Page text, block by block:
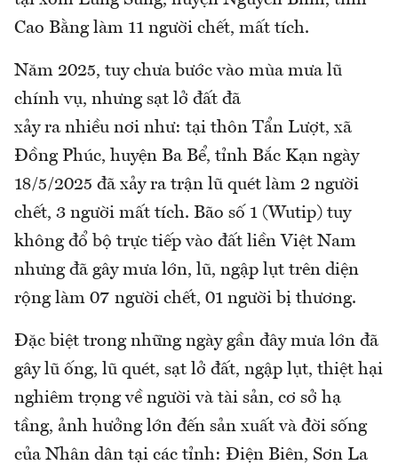
Cao Bằng làm 11 người chết, mất tích.
Năm 2025, tuy chưa bước vào mùa mưa lũ
chính vụ, nhưng sạt lở đất đã
xảy ra nhiều nơi như: tại thôn Tẩn Lượt, xã
Đồng Phúc, huyện Ba Bể, tỉnh Bắc Kạn ngày
18/5/2025 đã xảy ra trận lũ quét làm 2 người
chết, 3 người mất tích. Bão số 1 (Wutip) tuy
không đổ bộ trực tiếp vào đất liền Việt Nam
nhưng đã gây mưa lớn, lũ, ngập lụt trên diện
rộng làm 07 người chết, 01 người bị thương.
Đặc biệt trong những ngày gần đây mưa lớn đã
gây lũ ống, lũ quét, sạt lở đất, ngập lụt, thiệt hại
nghiêm trọng về người và tài sản, cơ sở hạ
tầng, ảnh hưởng lớn đến sản xuất và đời sống
của Nhân dân tại các tỉnh: Điện Biên, Sơn La